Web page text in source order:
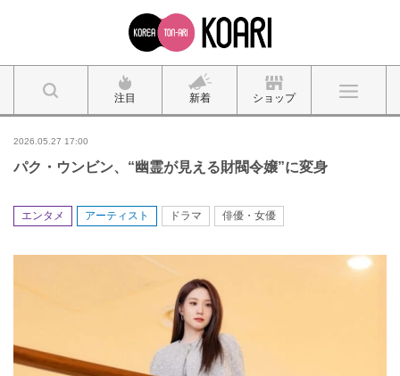
注目 新着 ショップ
2026.05.27 17:00
パク・ウンビン、“幽霊が見える財閥令嬢”に変身
エンタメ アーティスト ドラマ 俳優・女優